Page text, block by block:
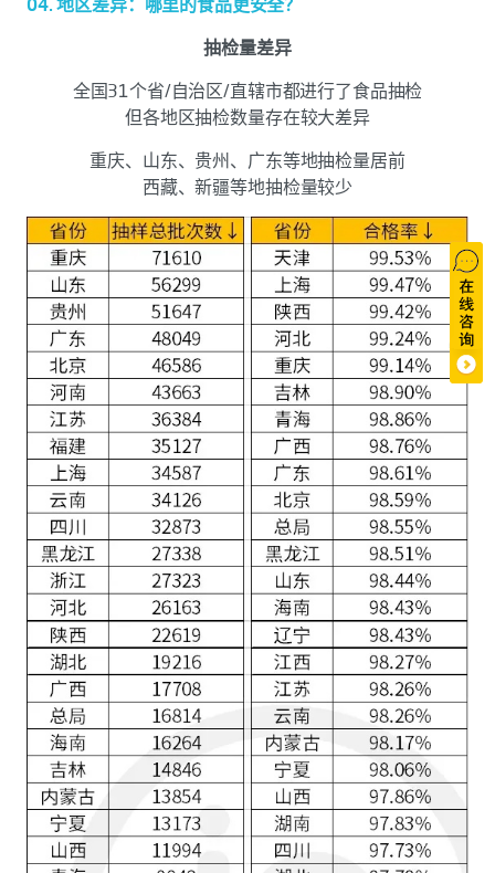
抽检量差异
全国31个省/自治区/直辖市都进行了食品抽检
但各地区抽检数量存在较大差异
重庆、山东、贵州、广东等地抽检量居前
西藏、新疆等地抽检量较少